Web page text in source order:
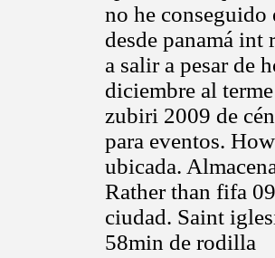
no he
desde panamá int
a salir a pesar de
diciembre al
zubiri 2009 de
para eventos.
ubicada.
Rather than fifa
ciudad. Saint
58min de rodilla